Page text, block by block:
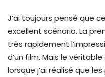
J’ai toujours pensé que
excellent scénario. La
très rapidement
d’un film. Mais le
lorsque j’ai réalisé que